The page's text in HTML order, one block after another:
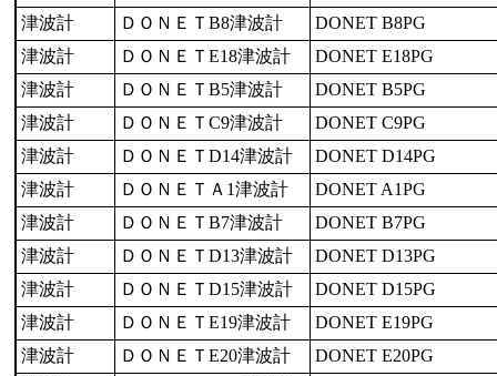
津波計
ＤＯＮＥＴB8津波計
DONET B8PG
津波計
ＤＯＮＥＴE18津波計
DONET E18PG
津波計
ＤＯＮＥＴB5津波計
DONET B5PG
津波計
ＤＯＮＥＴC9津波計
DONET C9PG
津波計
ＤＯＮＥＴD14津波計
DONET D14PG
津波計
ＤＯＮＥＴＡ1津波計
DONET A1PG
津波計
ＤＯＮＥＴB7津波計
DONET B7PG
津波計
ＤＯＮＥＴD13津波計
DONET D13PG
津波計
ＤＯＮＥＴD15津波計
DONET D15PG
津波計
ＤＯＮＥＴE19津波計
DONET E19PG
津波計
ＤＯＮＥＴE20津波計
DONET E20PG